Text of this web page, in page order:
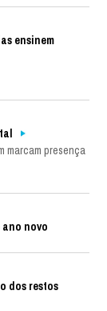
ensinem
marcam presença
novo
dos restos